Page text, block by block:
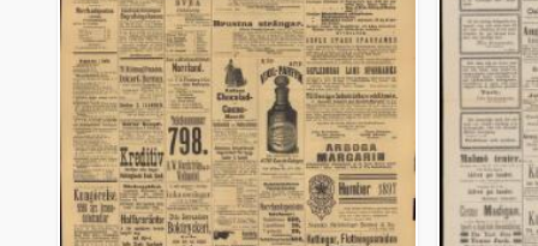
Norrköpings tidningar
1
träffar
Östgöta correspondenten
1
träffar
Jämtlandsposten
1
träffar
Skellefteå nya tidning
1
träffar
Örnsköldsviksposten
1
träffar
Södermanlands läns tidning
träffar
Svenska morgonbladet
1
träffar
Ystads allehanda
1
träffar
Göteborgs handels- och sjöfartstidning (1832)
1